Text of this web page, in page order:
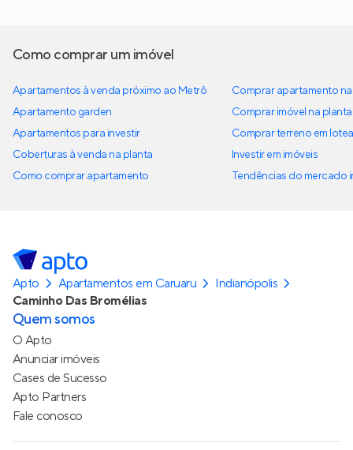
Como comprar um imóvel
Apartamentos à venda próximo ao Metrô
Apartamento garden
Apartamentos para investir
Coberturas à venda na planta
Como comprar apartamento
Comprar apartamento
Comprar imóvel na planta
Comprar terreno em
Investir em imóveis
Tendências do mercado
Apto Apartamentos em Caruaru
Indianópolis
Caminho Das Bromélias
Quem somos
O Apto
Anunciar imóveis
Cases de Sucesso
Apto Partners
Fale conosco